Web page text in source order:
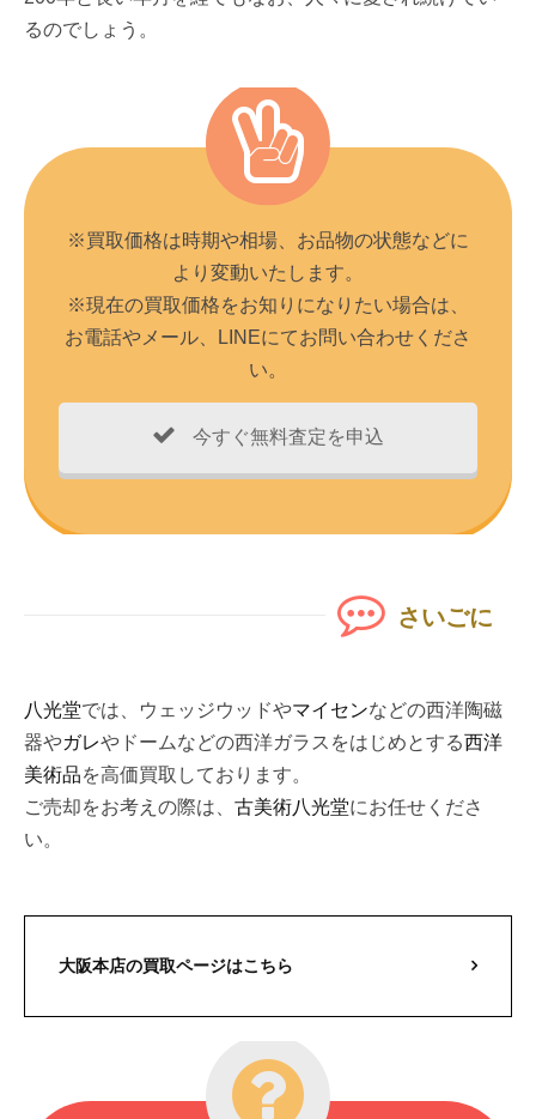
るのでしょう。
※買取価格は時期や相場、お品物の状態などに
より変動いたします。
※現在の買取価格をお知りになりたい場合は、
お電話やメール、LINEにてお問い合わせくださ
い。
今すぐ無料査定を申込
さいごに
八光堂では、ウェッジウッドやマイセンなどの西洋陶磁
器やガレやドームなどの西洋ガラスをはじめとする西洋
美術品を高価買取しております。
ご売却をお考えの際は、 古美術八光堂にお任せくださ
い。
大阪本店の買取ページはこちら